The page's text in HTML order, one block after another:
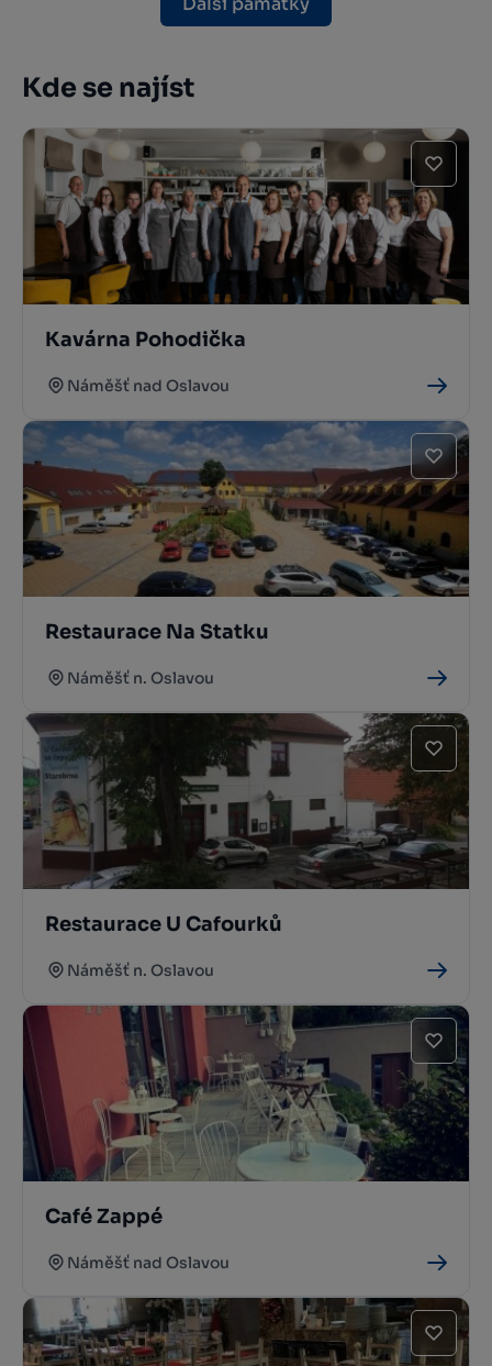
Kde se najíst
Kavárna Pohodička
Náměšť nad Oslavou
Restaurace Na Statku
Náměšť n. Oslavou
Restaurace U Cafourků
Náměšť n. Oslavou
Café Zappé
Náměšť nad Oslavou